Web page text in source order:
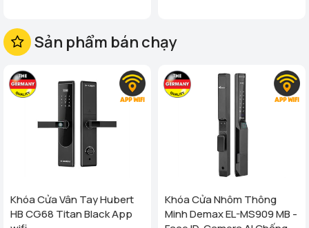
Sản phẩm bán chạy
Khóa Cửa Vân Tay Hubert
HB CG68 Titan Black App
Khóa Cửa Nhôm Thông
Minh Demax EL-MS909 MB -